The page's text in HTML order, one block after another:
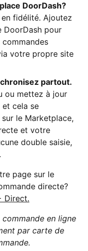
DoorDash?
fidélité. Ajoutez
DoorDash pour
votre propre site
partout.
ou mettez à jour
et cela se
le Marketplace,
et votre
double saisie,
page sur le
directe?
Direct.
en ligne
par carte de